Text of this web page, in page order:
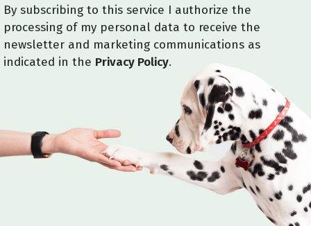
By subscribing to this service I authorize the
processing of my personal data to receive the
newsletter and marketing communications as
indicated in the Privacy Policy.